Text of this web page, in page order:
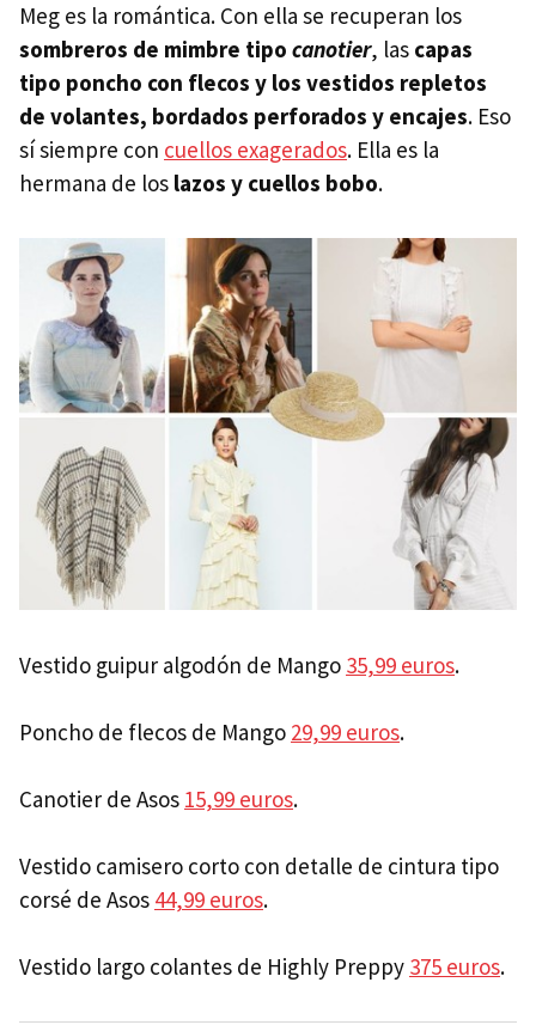
Meg es la romántica. Con ella se recuperan los
sombreros de mimbre tipo canotier, las capas
tipo poncho con flecos y los vestidos repletos
de volantes, bordados perforados y encajes. Eso
sí siempre con cuellos exagerados. Ella es la
hermana de los lazos y cuellos bobo.
Vestido guipur algodón de Mango 35,99 euros.
Poncho de flecos de Mango 29,99 euros.
Canotier de Asos 15,99 euros.
Vestido camisero corto con detalle de cintura tipo
corsé de Asos 44,99 euros.
Vestido largo colantes de Highly Preppy 375 euros.